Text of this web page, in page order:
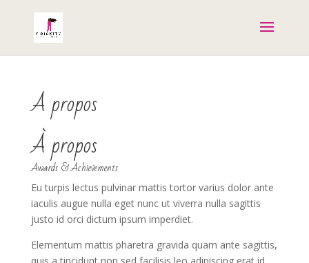
A propos
À propos
Awards & Achievements
Eu turpis lectus pulvinar mattis tortor varius dolor ante
iaculis augue nulla eget nunc ut viverra nulla sagittis
justo id orci dictum ipsum imperdiet.
Elementum mattis pharetra gravida quam ante sagittis,